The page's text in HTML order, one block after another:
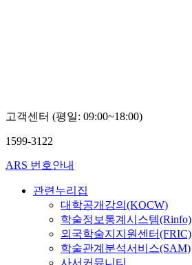
고객센터 (평일: 09:00~18:00)
1599-3122
ARS 번호안내
관련누리집
대학공개강의(KOCW)
학술정보통계시스템(Rinfo)
외국학술지지원센터(FRIC)
학술관계분석서비스(SAM)